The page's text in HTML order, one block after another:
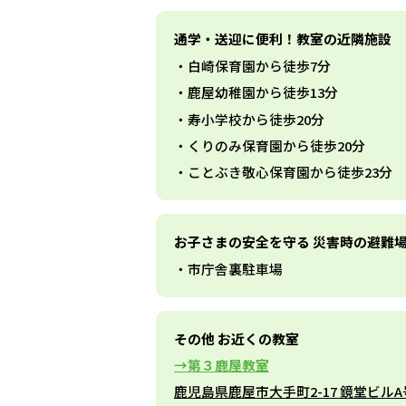
通学・送迎に便利！教室の近隣施設
白崎保育園から徒歩7分
鹿屋幼稚園から徒歩13分
寿小学校から徒歩20分
くりのみ保育園から徒歩20分
ことぶき敬心保育園から徒歩23分
お子さまの安全を守る 災害時の避難
市庁舎裏駐車場
その他 お近くの教室
第３鹿屋教室
鹿児島県鹿屋市大手町2-17 鏡堂ビルA